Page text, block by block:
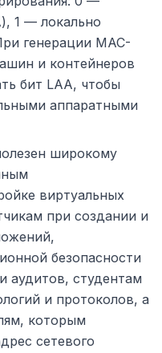
1 — локально
генерации MAC-
и контейнеров
бит LAA, чтобы
аппаратными
широкому
виртуальных
при создании и
безопасности
аудитов, студентам
и протоколов, а
которым
сетевого